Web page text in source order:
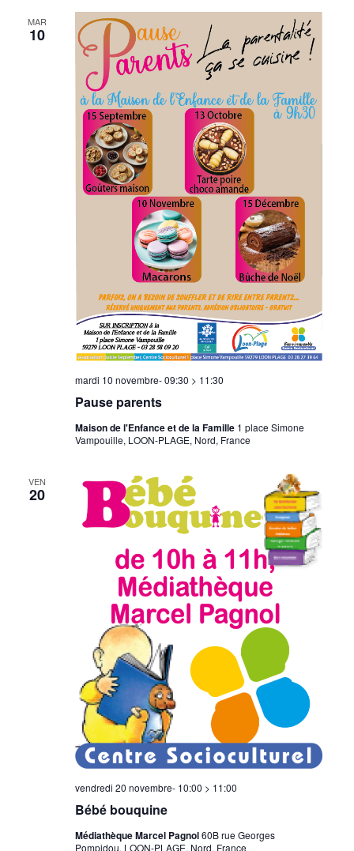
MAR
10
Pause parents
mardi 10 novembre- 09:30 > 11:30
Maison de l'Enfance et de la Famille 1 place Simone
Vampouille, LOON-PLAGE, Nord, France
VEN
20
Bébé bouquine
vendredi 20 novembre- 10:00 > 11:00
Médiathèque Marcel Pagnol60B rue Georges
Pompidou, LOON-PLAGE, Nord, France